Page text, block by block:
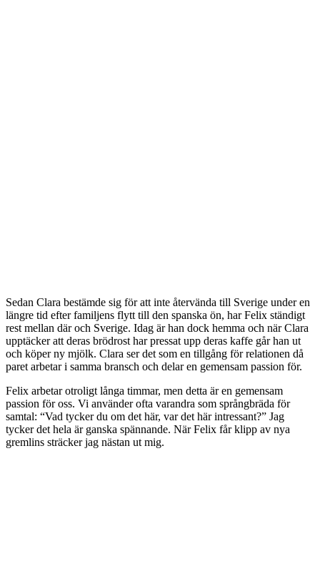
Sedan Clara bestämde sig för att inte återvända till Sverige under en
längre tid efter familjens flytt till den spanska ön, har Felix ständigt
rest mellan där och Sverige. Idag är han dock hemma och när Clara
upptäcker att deras brödrost har pressat upp deras kaffe går han ut
och köper ny mjölk. Clara ser det som en tillgång för relationen då
paret arbetar i samma bransch och delar en gemensam passion för.
Felix arbetar otroligt långa timmar, men detta är en gemensam
passion för oss. Vi använder ofta varandra som språngbräda för
samtal: “Vad tycker du om det här, var det här intressant?” Jag
tycker det hela är ganska spännande. När Felix får klipp av nya
gremlins sträcker jag nästan ut mig.